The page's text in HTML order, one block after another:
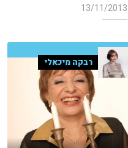
13/11/2013
רבקה מיכאלי